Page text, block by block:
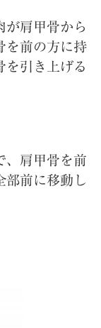
が肩甲骨から
を前の方に持
を引き上げる
、肩甲骨を前
部前に移動し